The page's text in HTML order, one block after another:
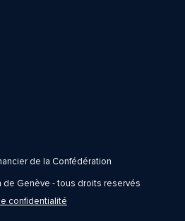
de la Confédération
Genève - tous droits reservés
confidentialité